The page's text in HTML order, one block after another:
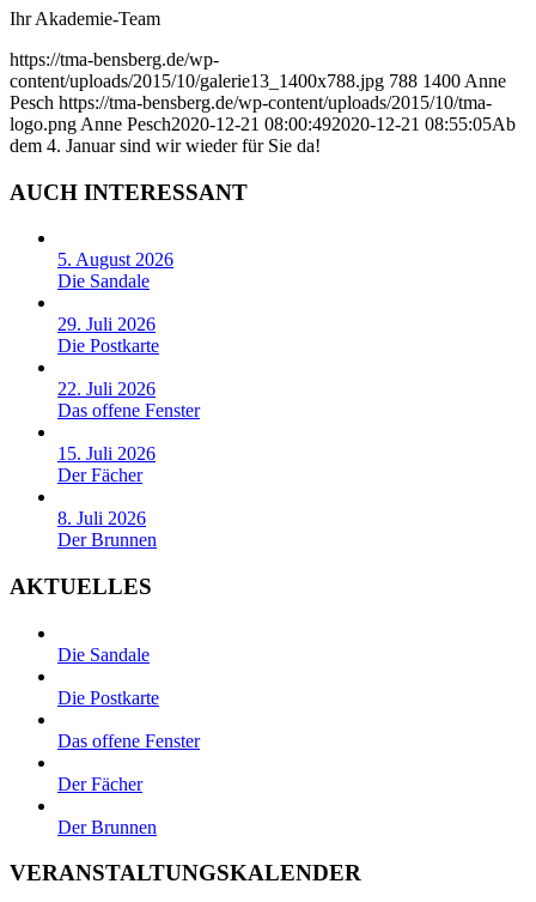
Ihr Akademie-Team
https://tma-bensberg.de/wp-
content/uploads/2015/10/galerie13_1400x788.jpg 788 1400 Anne
Pesch https://tma-bensberg.de/wp-content/uploads/2015/10/tma-
logo.png Anne Pesch2020-12-21 08:00:492020-12-21 08:55:05Ab
dem 4. Januar sind wir wieder für Sie da!
AUCH INTERESSANT
5. August 2026
Die Sandale
29. Juli 2026
Die Postkarte
22. Juli 2026
Das offene Fenster
15. Juli 2026
Der Fächer
8. Juli 2026
Der Brunnen
AKTUELLES
Die Sandale
Die Postkarte
Das offene Fenster
Der Fächer
Der Brunnen
VERANSTALTUNGSKALENDER